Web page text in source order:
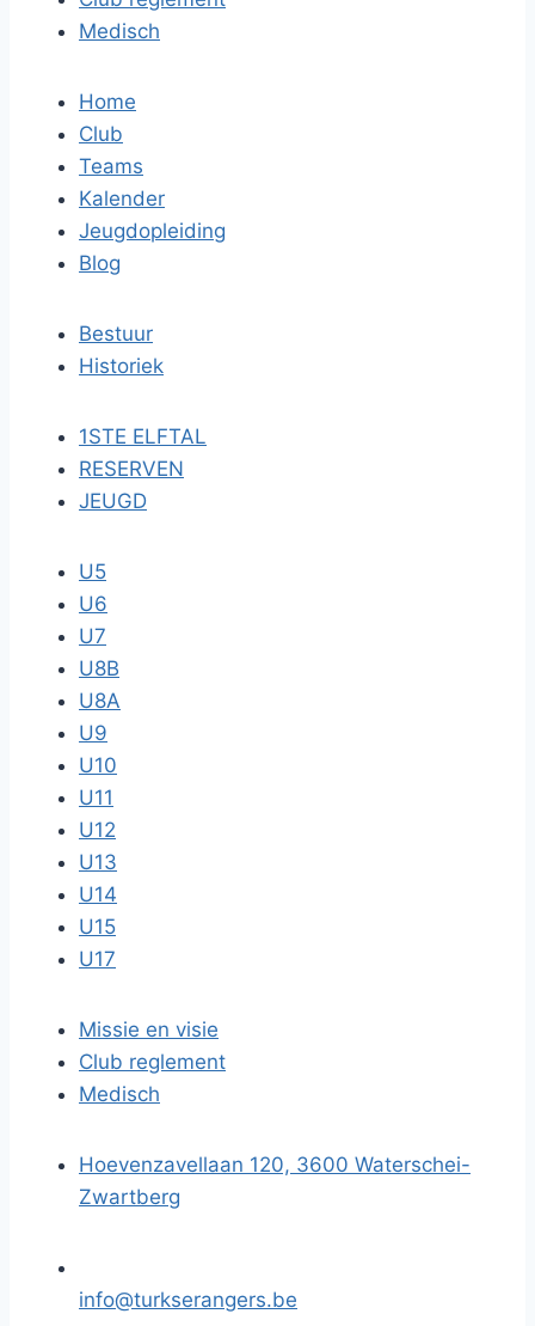
Medisch
Home
Club
Teams
Kalender
Jeugdopleiding
Blog
Bestuur
Historiek
1STE ELFTAL
RESERVEN
JEUGD
U5
U6
U7
U8B
U8A
U9
U10
U11
U12
U13
U14
U15
U17
Missie en visie
Club reglement
Medisch
Hoevenzavellaan 120, 3600 Waterschei-
Zwartberg
info@turkserangers.be